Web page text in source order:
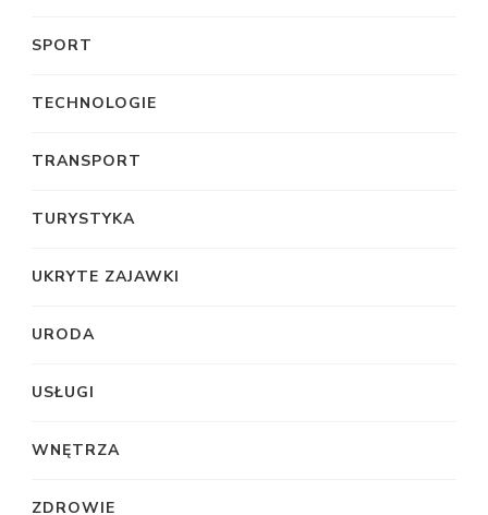
SPORT
TECHNOLOGIE
TRANSPORT
TURYSTYKA
UKRYTE ZAJAWKI
URODA
USŁUGI
WNĘTRZA
ZDROWIE